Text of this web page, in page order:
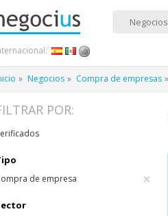
Negocios
Negocios Compra de empresas
POR:
de empresa ×